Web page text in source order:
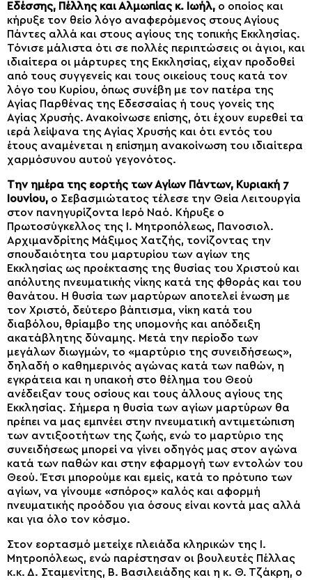
Εδέσσης, Πέλλης και Αλμωπίας κ. Ιωήλ, ο οποίος και
κήρυξε τον θείο λόγο αναφερόμενος στους Αγίους
Πάντες αλλά και στους αγίους της τοπικής Εκκλησίας.
Τόνισε μάλιστα ότι σε πολλές περιπτώσεις οι άγιοι, και
ιδιαίτερα οι μάρτυρες της Εκκλησίας, είχαν προδοθεί
από τους συγγενείς και τους οικείους τους κατά τον
λόγο του Κυρίου, όπως συνέβη με τον πατέρα της
Αγίας Παρθένας της Εδεσσαίας ή τους γονείς της
Αγίας Χρυσής. Ανακοίνωσε επίσης, ότι έχουν ευρεθεί τα
ιερά λείψανα της Αγίας Χρυσής και ότι εντός του
έτους αναμένεται η επίσημη ανακοίνωση του ιδιαίτερα
χαρμόσυνου αυτού γεγονότος.
Την ημέρα της εορτής των Αγίων Πάντων, Κυριακή 7
Ιουνίου, ο Σεβασμιώτατος τέλεσε την Θεία Λειτουργία
στον πανηγυρίζοντα Ιερό Ναό. Κήρυξε ο
Πρωτοσύγκελλος της Ι. Μητροπόλεως, Πανοσιολ.
Αρχιμανδρίτης Μάξιμος Χατζής, τονίζοντας την
σπουδαιότητα του μαρτυρίου των αγίων της
Εκκλησίας ως προέκτασης της θυσίας του Χριστού και
απόλυτης πνευματικής νίκης κατά της φθοράς και του
θανάτου. Η θυσία των μαρτύρων αποτελεί ένωση με
τον Χριστό, δεύτερο βάπτισμα, νίκη κατά του
διαβόλου, θρίαμβο της υπομονής και απόδειξη
ακατάβλητης δύναμης. Μετά την περίοδο των
μεγάλων διωγμών, το «μαρτύριο της συνειδήσεως»,
δηλαδή ο καθημερινός αγώνας κατά των παθών, η
εγκράτεια και η υπακοή στο θέλημα του Θεού
ανέδειξαν τους οσίους και τους άλλους αγίους της
Εκκλησίας. Σήμερα η θυσία των αγίων μαρτύρων θα
πρέπει να μας εμπνέει στην πνευματική αντιμετώπιση
των αντιξοοτήτων της ζωής, ενώ το μαρτύριο της
συνειδήσεως μπορεί να γίνει οδηγός μας στον αγώνα
κατά των παθών και στην εφαρμογή των εντολών του
Θεού. Έτσι μπορούμε και εμείς, κατά το πρότυπο των
αγίων, να γίνουμε «σπόρος» καλός και αφορμή
πνευματικής προόδου για όσους είναι κοντά μας αλλά
και για όλο τον κόσμο.
Στον εορτασμό μετείχε πλειάδα κληρικών της Ι.
Μητροπόλεως, ενώ παρέστησαν οι βουλευτές Πέλλας
κ.κ. Δ. Σταμενίτης, Β. Βασιλειάδης και η κ. Θ. Τζάκρη, ο